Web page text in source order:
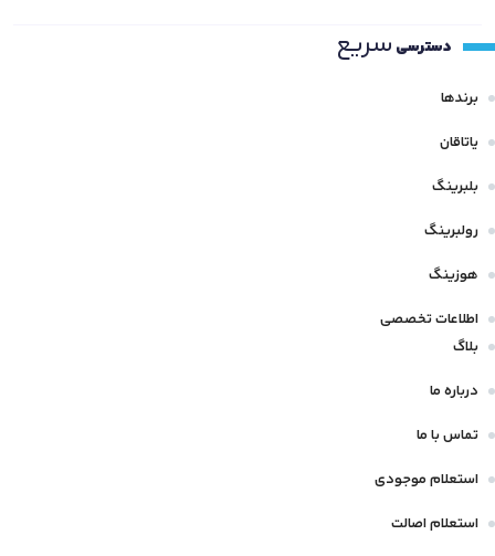
دسترسی سریع
برندها
یاتاقان
بلبرینگ
رولبرینگ
هوزینگ
اطلاعات تخصصی
بلاگ
درباره ما
تماس با ما
استعلام موجودی
استعلام اصالت